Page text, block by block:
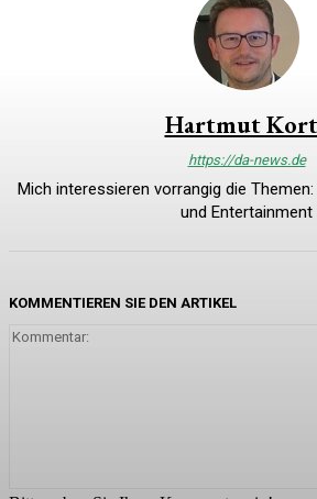
Hartmut
https://da-news.de
Mich interessieren vorrangig die
und Entertainment
KOMMENTIEREN SIE DEN ARTIKEL